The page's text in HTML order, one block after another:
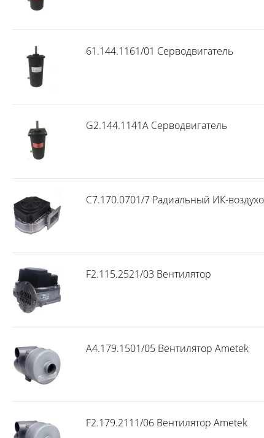
61.144.1161/01 Серводвигатель
G2.144.1141A Серводвигатель
C7.170.0701/7 Радиальный ИК-
F2.115.2521/03 Вентилятор
A4.179.1501/05 Вентилятор Ametek
F2.179.2111/06 Вентилятор Ametek